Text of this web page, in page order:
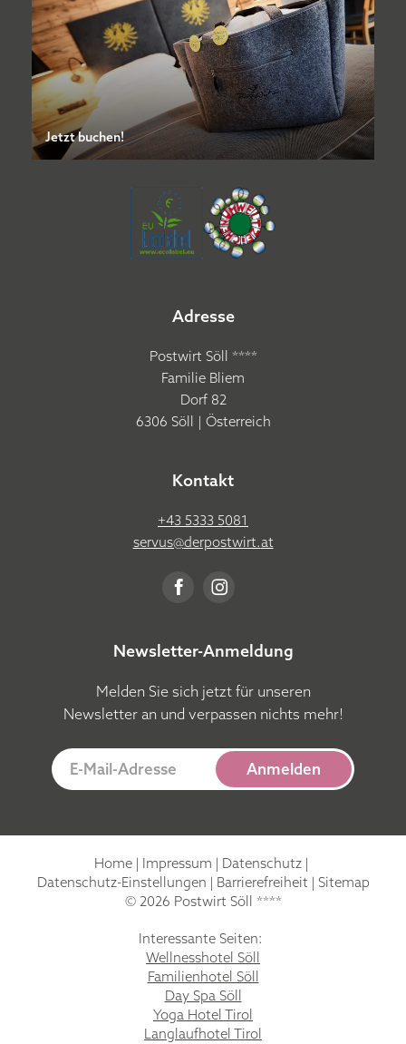
Jetzt buchen!
Adresse
Postwirt Söll ****
Familie Bliem
Dorf 82
6306 Söll | Österreich
Kontakt
+43 5333 5081
servus@derpostwirt.at
Newsletter-Anmeldung
Melden Sie sich jetzt für unseren
Newsletter an und verpassen nichts mehr!
E-Mail-Adresse Anmelden
Home | Impressum | Datenschutz |
Datenschutz-Einstellungen | Barrierefreiheit | Sitemap
© 2026 Postwirt Söll ****
Interessante Seiten:
Wellnesshotel Söll
Familienhotel Söll
Day Spa Söll
Yoga Hotel Tirol
Langlaufhotel Tirol